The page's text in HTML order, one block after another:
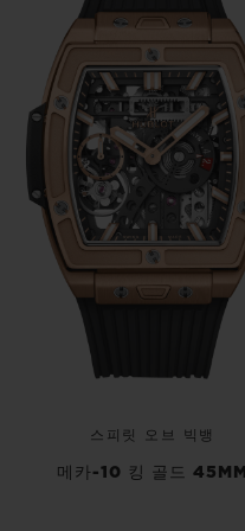
스피릿 오브 빅뱅
메카-10 킹 골드 45MM